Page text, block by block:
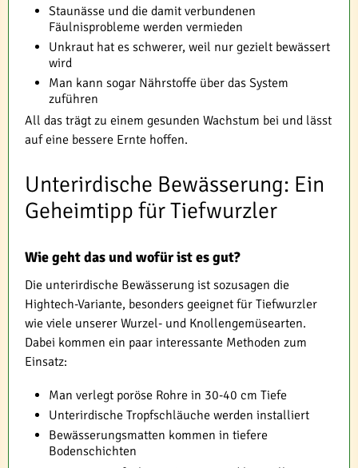
Staunässe und die damit verbundenen
Fäulnisprobleme werden vermieden
Unkraut hat es schwerer, weil nur gezielt bewässert
wird
Man kann sogar Nährstoffe über das System
zuführen
All das trägt zu einem gesunden Wachstum bei und lässt
auf eine bessere Ernte hoffen.
Unterirdische Bewässerung: Ein
Geheimtipp für Tiefwurzler
Wie geht das und wofür ist es gut?
Die unterirdische Bewässerung ist sozusagen die
Hightech-Variante, besonders geeignet für Tiefwurzler
wie viele unserer Wurzel- und Knollengemüsearten.
Dabei kommen ein paar interessante Methoden zum
Einsatz:
Man verlegt poröse Rohre in 30-40 cm Tiefe
Unterirdische Tropfschläuche werden installiert
Bewässerungsmatten kommen in tiefere
Bodenschichten